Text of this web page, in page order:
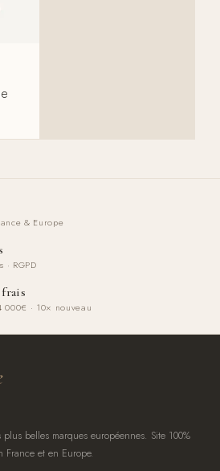
& Europe
RGPD
frais
000€ · 10× nouveau
belles marques européennes. Site 100%
France et en Europe.